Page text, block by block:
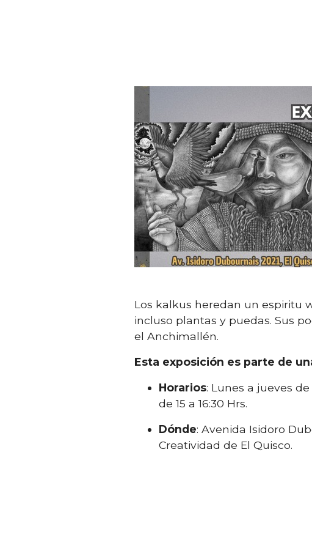
Los kalkus heredan un espiritu
incluso plantas y puedas. Sus
el Anchimallén.
Esta exposición es parte de
Horarios: Lunes a jueves de
de 15 a 16:30 Hrs.
Dónde: Avenida Isidoro
Creatividad de El Quisco.